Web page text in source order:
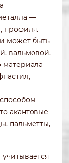
—
профиля.
может быть
вальмовой,
материала
акантовые
пальметты,